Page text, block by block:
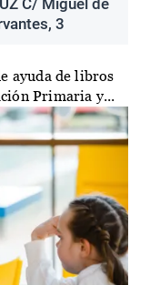
C/ Miguel de
3
ayuda de libros
Primaria y...